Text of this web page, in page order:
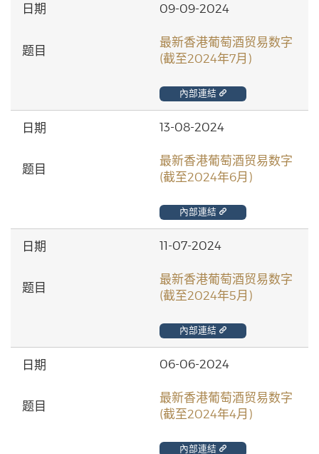
09-09-2024
最新香港葡萄酒贸易数字
(截至2024年7月)
內部連結
13-08-2024
最新香港葡萄酒贸易数字
(截至2024年6月)
內部連結
11-07-2024
最新香港葡萄酒贸易数字
(截至2024年5月)
內部連結
06-06-2024
最新香港葡萄酒贸易数字
(截至2024年4月)
內部連結